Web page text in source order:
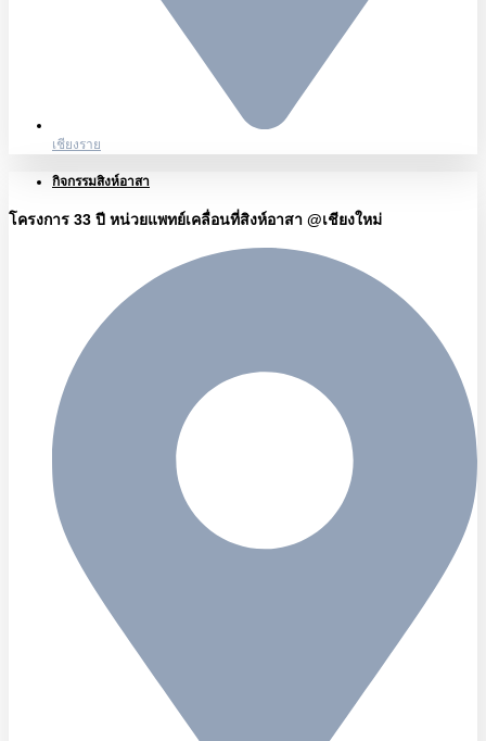
เชียงราย
กิจกรรมสิงห์อาสา
โครงการ 33 ปี หน่วยแพทย์เคลื่อนที่สิงห์อาสา @เชียงใหม่